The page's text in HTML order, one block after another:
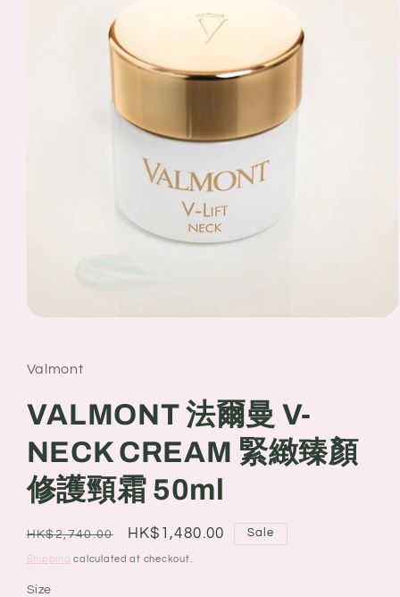
in
modal
Valmont
VALMONT 法爾曼 V-
NECK CREAM 緊緻臻顏
修護頸霜 50ml
Regular
price
HK$2,740.00
Sale
price
HK$1,480.00 Sale
Shipping calculated at checkout.
Size